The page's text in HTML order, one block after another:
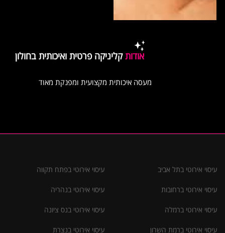
אודותקליניקה פרטית ואיכותית בחולון
מעסה איכותית מקצועית ומפנקת מאוד
עיסוי אירוטי בתל אביב
עיסוי אירוטי ברחובות
עיסוי אירוטי ברמלה
עיסוי אירוטי ברמת השרון
עיסוי אירוטי בפתח תקווה
עיסוי אירוטי בנהריה
עיסוי אירוטי בנס ציונה
עיסוי אירוטי בנצרת